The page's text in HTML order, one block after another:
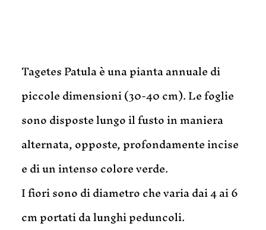
Tagetes Patula è una pianta annuale di
piccole dimensioni (30-40 cm). Le foglie
sono disposte lungo il fusto in maniera
alternata, opposte, profondamente incise
e di un intenso colore verde.
I fiori sono di diametro che varia dai 4 ai 6
cm portati da lunghi peduncoli.